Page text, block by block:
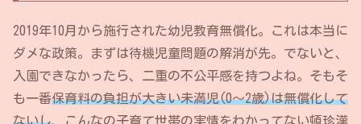
2019年10月から施行された幼児教育無償化。これは本当に
ダメな政策。まずは待機児童問題の解消が先。でないと、
入園できなかったら、二重の不公平感を持つよね。そもそ
も一番保育料の負担が大きい未満児(0〜2歳)は無償化して
ないし、こんなの子育て世帯の実情をわかってない頓珍漢